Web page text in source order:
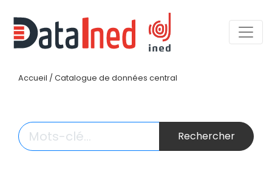
Accueil / Catalogue de données central
Rechercher